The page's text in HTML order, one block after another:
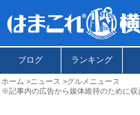
ブログ ランキング
ホーム ニュース
グルメニュース
※記事内の広告から媒体維持のために収